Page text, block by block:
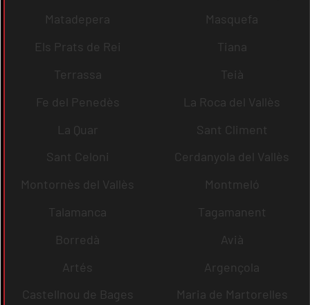
Matadepera
Masquefa
Els Prats de Rei
Tiana
Terrassa
Teià
Fe del Penedès
La Roca del Vallès
La Quar
Sant Climent
Sant Celoni
Cerdanyola del Vallès
Montornès del Vallès
Montmeló
Talamanca
Tagamanent
Borredà
Avià
Artés
Argençola
Castellnou de Bages
Maria de Martorelles